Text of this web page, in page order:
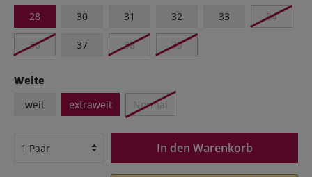
28
30 31 32 33 34
36 37 38 39
Weite
weit
extraweit Normal
In den Warenkorb